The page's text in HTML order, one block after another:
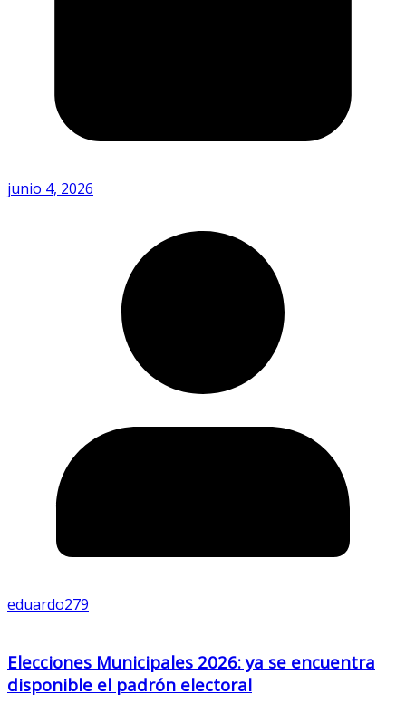
junio 4, 2026
eduardo279
Elecciones Municipales 2026: ya se encuentra
disponible el padrón electoral